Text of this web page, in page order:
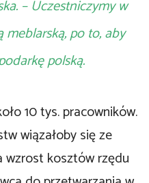
– Uczestniczymy w
po to, aby
polską.
10 tys. pracowników.
wiązałoby się ze
wzrost kosztów rzędu